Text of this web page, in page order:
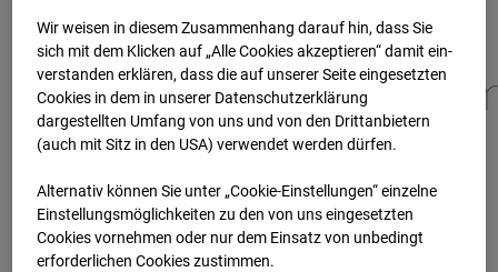
BC-173 - BV-
Oberursel
Lahnstraße, 61440 Oberursel
Zur Übersicht
Wir weisen in diesem Zusammenhang darauf hin, dass Sie
sich mit dem Klicken auf „Alle Cookies akzeptieren“ damit ein­
ver­standen erklären, dass die auf unserer Seite eingesetzten
Cookies in dem in unserer Datenschutzerklärung
dargestellten Umfang von uns und von den Drittanbietern
(auch mit Sitz in den USA) verwendet werden dürfen.
Alternativ können Sie unter „Cookie-Einstellungen“ einzelne
Einstellungsmöglichkeiten zu den von uns eingesetzten
Cookies vornehmen oder nur dem Einsatz von unbedingt
erforderlichen Cookies zustimmen.